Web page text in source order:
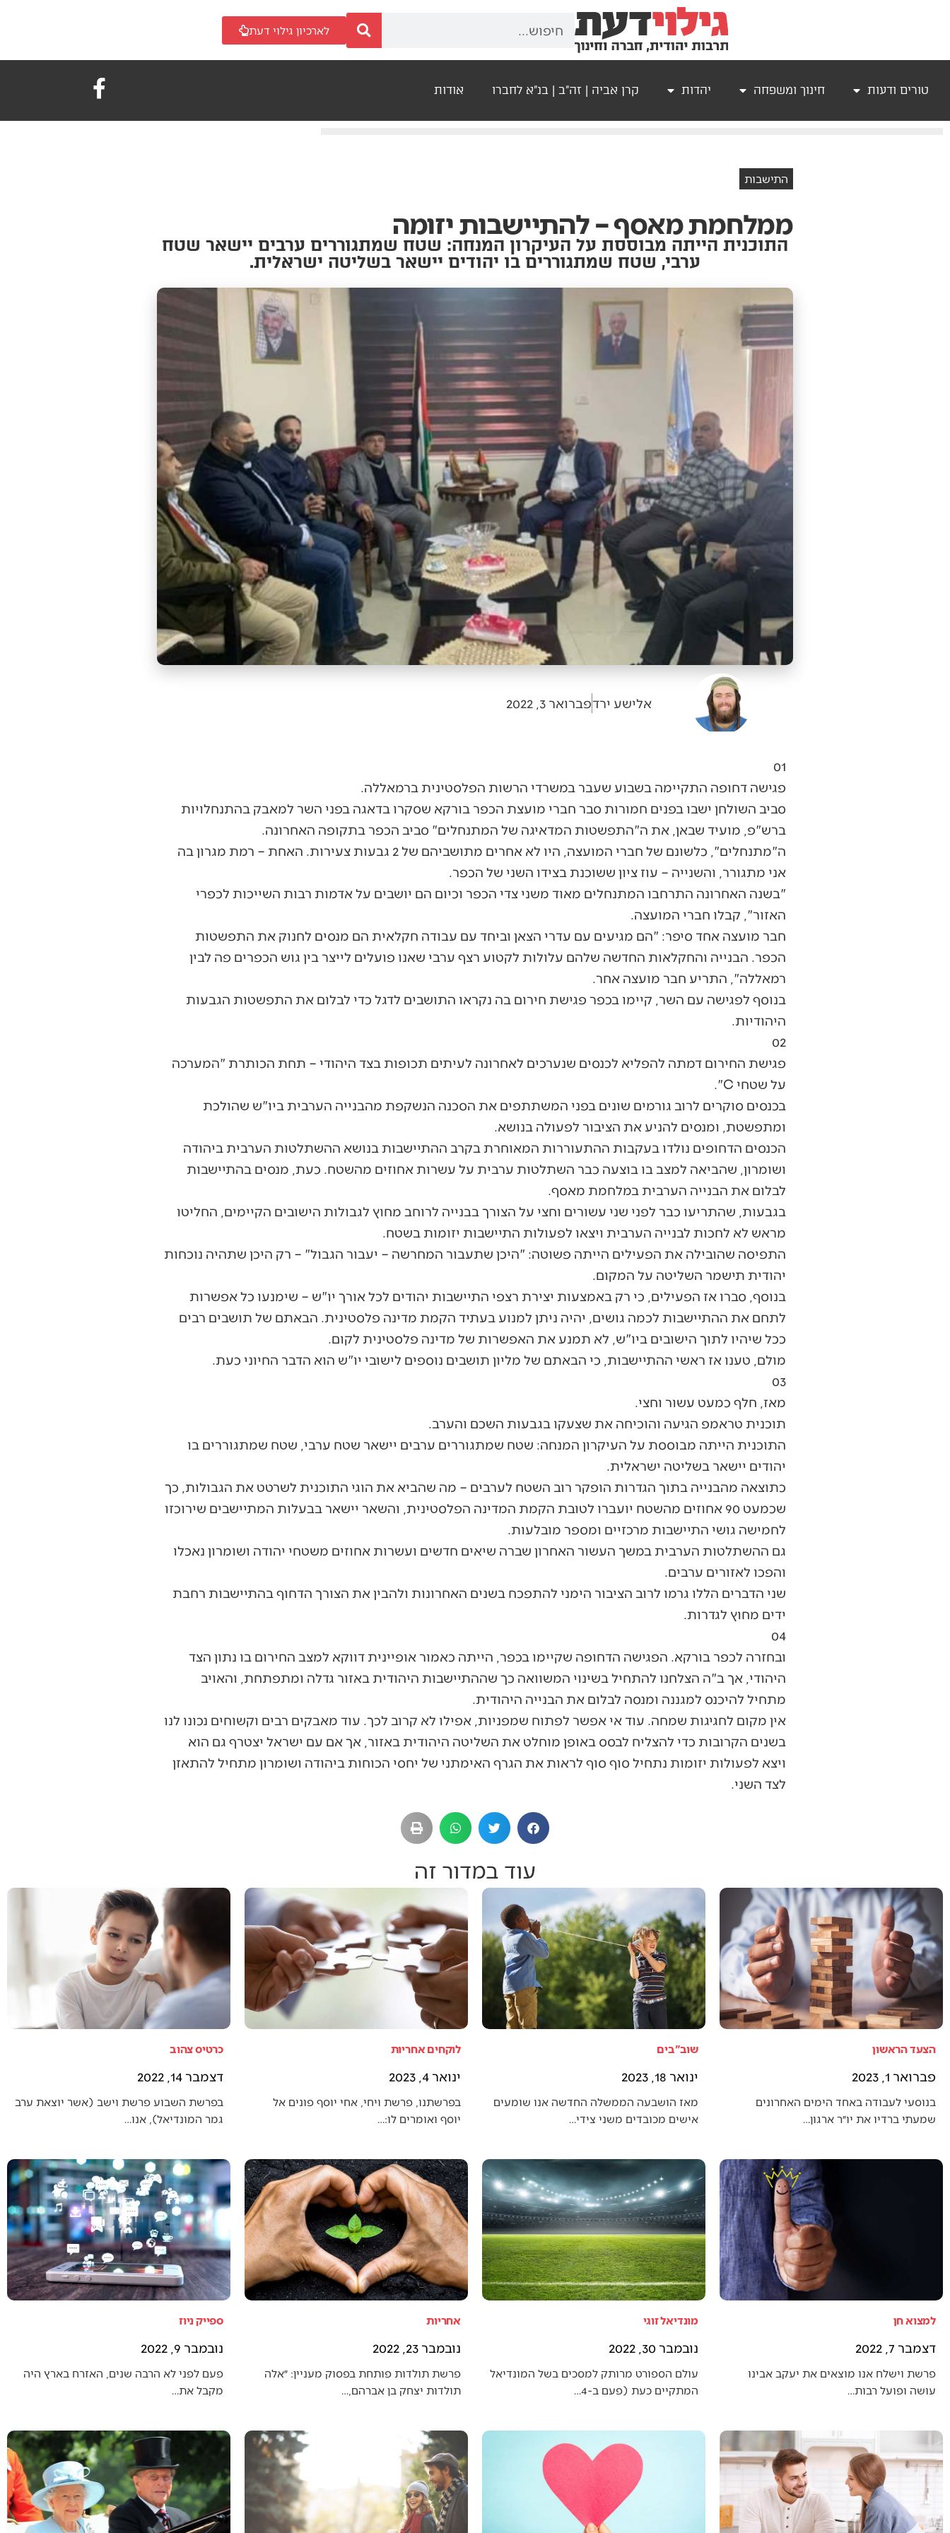
לארכיון גילוי דעת
טורים ודעות חינוך ומשפחה יהדות קרן אביה | זה"ב | בנ"א לחברו אודות
התישבות
ממלחמת מאסף – להתיישבות יזומה
התוכנית הייתה מבוססת על העיקרון המנחה: שטח שמתגוררים ערבים יישאר שטח
ערבי, שטח שמתגוררים בו יהודים יישאר בשליטה ישראלית.
אלישע ירדפברואר 3, 2022
01
פגישה דחופה התקיימה בשבוע שעבר במשרדי הרשות הפלסטינית ברמאללה.
סביב השולחן ישבו בפנים חמורות סבר חברי מועצת הכפר בורקא שסקרו בדאגה בפני השר למאבק בהתנחלויות
ברש"פ, מועיד שבאן, את ה"התפשטות המדאיגה של המתנחלים" סביב הכפר בתקופה האחרונה.
ה"מתנחלים", כלשונם של חברי המועצה, היו לא אחרים מתושביהם של 2 גבעות צעירות. האחת – רמת מגרון בה
אני מתגורר, והשנייה – עוז ציון ששוכנת בצידו השני של הכפר.
"בשנה האחרונה התרחבו המתנחלים מאוד משני צדי הכפר וכיום הם יושבים על אדמות רבות השייכות לכפרי
האזור", קבלו חברי המועצה.
חבר מועצה אחד סיפר: "הם מגיעים עם עדרי הצאן וביחד עם עבודה חקלאית הם מנסים לחנוק את התפשטות
הכפר. הבנייה והחקלאות החדשה שלהם עלולות לקטוע רצף ערבי שאנו פועלים לייצר בין גוש הכפרים פה לבין
רמאללה", התריע חבר מועצה אחר.
בנוסף לפגישה עם השר, קיימו בכפר פגישת חירום בה נקראו התושבים לדגל כדי לבלום את התפשטות הגבעות
היהודיות.
02
פגישת החירום דמתה להפליא לכנסים שנערכים לאחרונה לעיתים תכופות בצד היהודי – תחת הכותרת "המערכה
על שטחי C".
בכנסים סוקרים לרוב גורמים שונים בפני המשתתפים את הסכנה הנשקפת מהבנייה הערבית ביו"ש שהולכת
ומתפשטת, ומנסים להניע את הציבור לפעולה בנושא.
הכנסים הדחופים נולדו בעקבות ההתעוררות המאוחרת בקרב ההתיישבות בנושא ההשתלטות הערבית ביהודה
ושומרון, שהביאה למצב בו בוצעה כבר השתלטות ערבית על עשרות אחוזים מהשטח. כעת, מנסים בהתיישבות
לבלום את הבנייה הערבית במלחמת מאסף.
בגבעות, שהתריעו כבר לפני שני עשורים וחצי על הצורך בבנייה לרוחב מחוץ לגבולות הישובים הקיימים, החליטו
מראש לא לחכות לבנייה הערבית ויצאו לפעולות התיישבות יזומות בשטח.
התפיסה שהובילה את הפעילים הייתה פשוטה: "היכן שתעבור המחרשה – יעבור הגבול" – רק היכן שתהיה נוכחות
יהודית תישמר השליטה על המקום.
בנוסף, סברו אז הפעילים, כי רק באמצעות יצירת רצפי התיישבות יהודים לכל אורך יו"ש – שימנעו כל אפשרות
לתחם את ההתיישבות לכמה גושים, יהיה ניתן למנוע בעתיד הקמת מדינה פלסטינית. הבאתם של תושבים רבים
ככל שיהיו לתוך הישובים ביו"ש, לא תמנע את האפשרות של מדינה פלסטינית לקום.
מולם, טענו אז ראשי ההתיישבות, כי הבאתם של מליון תושבים נוספים לישובי יו"ש הוא הדבר החיוני כעת.
03
מאז, חלף כמעט עשור וחצי.
תוכנית טראמפ הגיעה והוכיחה את שצעקו בגבעות השכם והערב.
התוכנית הייתה מבוססת על העיקרון המנחה: שטח שמתגוררים ערבים יישאר שטח ערבי, שטח שמתגוררים בו
יהודים יישאר בשליטה ישראלית.
כתוצאה מהבנייה בתוך הגדרות הופקר רוב השטח לערבים – מה שהביא את הוגי התוכנית לשרטט את הגבולות, כך
שכמעט 90 אחוזים מהשטח יועברו לטובת הקמת המדינה הפלסטינית, והשאר יישאר בבעלות המתיישבים שירוכזו
לחמישה גושי התיישבות מרכזיים ומספר מובלעות.
גם ההשתלטות הערבית במשך העשור האחרון שברה שיאים חדשים ועשרות אחוזים משטחי יהודה ושומרון נאכלו
והפכו לאזורים ערבים.
שני הדברים הללו גרמו לרוב הציבור הימני להתפכח בשנים האחרונות ולהבין את הצורך הדחוף בהתיישבות רחבת
ידים מחוץ לגדרות.
04
ובחזרה לכפר בורקא. הפגישה הדחופה שקיימו בכפר, הייתה כאמור אופיינית דווקא למצב החירום בו נתון הצד
היהודי, אך ב"ה הצלחנו להתחיל בשינוי המשוואה כך שההתיישבות היהודית באזור גדלה ומתפתחת, והאויב
מתחיל להיכנס למגננה ומנסה לבלום את הבנייה היהודית.
אין מקום לחגיגות שמחה. עוד אי אפשר לפתוח שמפניות, אפילו לא קרוב לכך. עוד מאבקים רבים וקשוחים נכונו לנו
בשנים הקרובות כדי להצליח לבסס באופן מוחלט את השליטה היהודית באזור, אך אם עם ישראל יצטרף גם הוא
ויצא לפעולות יזומות נתחיל סוף סוף לראות את הגרף האימתני של יחסי הכוחות ביהודה ושומרון מתחיל להתאזן
לצד השני.
עוד במדור זה
הצעד הראשון
פברואר 1, 2023
בנוסעי לעבודה באחד הימים האחרונים
שמעתי ברדיו את יו״ר ארגון…
שוב"בים
ינואר 18, 2023
מאז הושבעה הממשלה החדשה אנו שומעים
אישים מכובדים משני צידי…
לוקחים אחריות
ינואר 4, 2023
בפרשתנו, פרשת ויחי, אחי יוסף פונים אל
יוסף ואומרים לו:…
כרטיס צהוב
דצמבר 14, 2022
בפרשת השבוע פרשת וישב (אשר יוצאת ערב
גמר המונדיאל), אנו…
למצוא חן
דצמבר 7, 2022
פרשת וישלח אנו מוצאים את יעקב אבינו
עושה ופועל רבות…
מונדיאל זוגי
נובמבר 30, 2022
עולם הספורט מרותק למסכים בשל המונדיאל
המתקיים כעת (פעם ב-4…
אחריות
נובמבר 23, 2022
פרשת תולדות פותחת בפסוק מעניין: ״אלה
תולדות יצחק בן אברהם,…
ספייק ניוז
נובמבר 9, 2022
פעם לפני לא הרבה שנים, האזרח בארץ היה
מקבל את…